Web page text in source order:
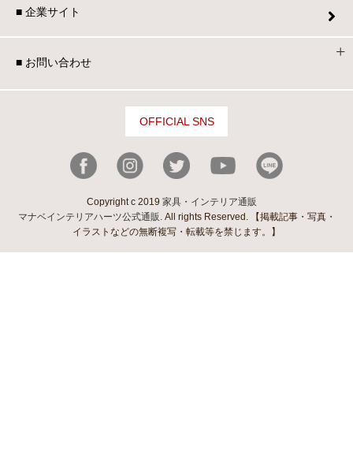
■ 企業サイト
■ お問い合わせ
OFFICIAL SNS
Copyright c 2019 家具・インテリア通販
マナベインテリアハーツ公式通販 . All rights Reserved. 【掲載記事・写真・
イラストなどの無断複写・転載等を禁じます。】